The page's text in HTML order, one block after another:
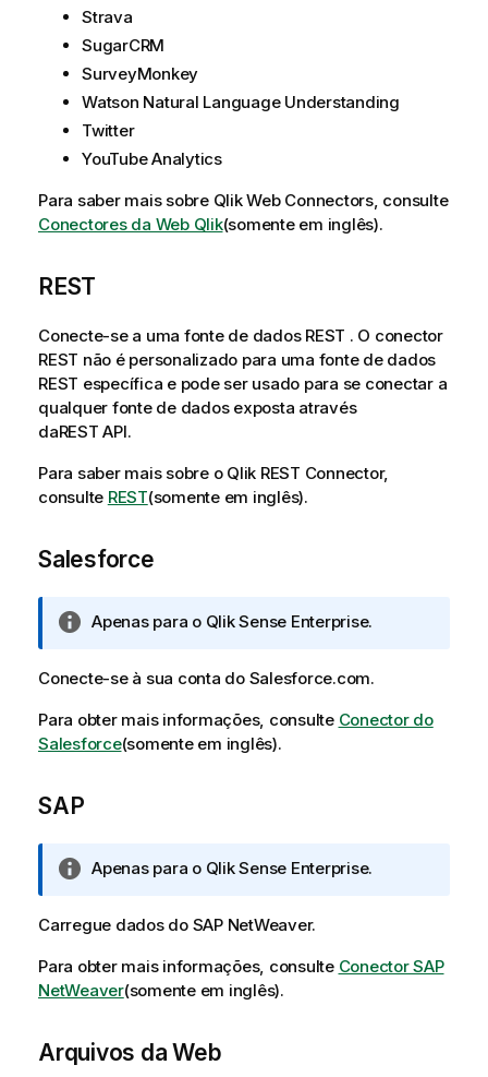
Strava
SugarCRM
SurveyMonkey
Watson Natural Language Understanding
Twitter
YouTube Analytics
Para saber mais sobre QlikWeb Connectors, consulte
Conectores da Web Qlik(somente em inglês).
REST
Conecte-se a uma fonte de dados REST . O conector
REST não é personalizado para uma fonte de dados
REST específica e pode ser usado para se conectar a
qualquer fonte de dados exposta através
daREST API.
Para saber mais sobre o Qlik REST Connector,
consulte REST(somente em inglês).
Salesforce
N
i
n
a
v
a
Apenas para o Qlik Sense Enterprise.
Conecte-se à sua conta do Salesforce.com.
Para obter mais informações, consulte Conector do
Salesforce(somente em inglês).
SAP
N
i
n
r
Apenas para o Qlik Sense Enterprise.
Carregue dados do SAP NetWeaver.
Para obter mais informações, consulte Conector SAP
NetWeaver(somente em inglês).
Arquivos da Web